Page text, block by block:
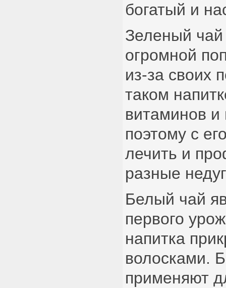
богатый и
Зеленый чай
огромной
из-за своих
таком
витаминов
поэтому с
лечить и
разные
Белый чай
первого
напитка
волосками.
применяют